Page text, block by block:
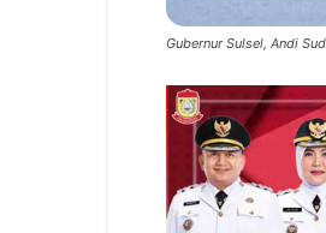
Gubernur Sulsel, Andi